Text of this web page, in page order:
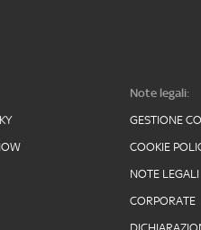
Note legali:
GESTIONE
COOKIE
NOTE LEGALI
CORPORATE